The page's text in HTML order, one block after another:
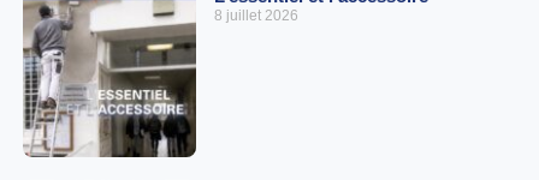
8 juillet 2026